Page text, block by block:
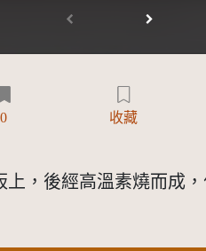
0 收藏
，後經高溫素燒而成